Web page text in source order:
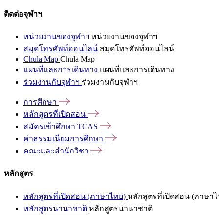
ติดต่อจุฬาฯ
หน่วยงานของจุฬาฯ หน่วยงานของจุฬาฯ
สมุดโทรศัพท์ออนไลน์ สมุดโทรศัพท์ออนไลน์
Chula Map Chula Map
แผนที่และการเดินทาง แผนที่และการเดินทาง
ร่วมงานกับจุฬาฯ ร่วมงานกับจุฬาฯ
การศึกษา
หลักสูตรที่เปิดสอน
สมัครเข้าศึกษา TCAS
ค่าธรรมเนียมการศึกษา
คณะและสำนักวิชา
หลักสูตร
หลักสูตรที่เปิดสอน (ภาษาไทย) หลักสูตรที่เปิดสอน (ภาษาไ
หลักสูตรนานาชาติ หลักสูตรนานาชาติ